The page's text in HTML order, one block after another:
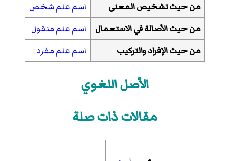
من حيث تشخيص المعنى
اسم علم شخص
من حيث الأصالة في الاستعمال
اسم علم منقول
من حيث الإفراد والتركيب
اسم علم مفرد
الأصل اللغوي
مقالات ذات صلة